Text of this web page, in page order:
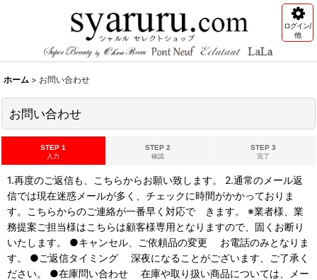
ログイン/
他
ホーム > お問い合わせ
お問い合わせ
STEP 1
入力
STEP 2
確認
STEP 3
完了
1.再度のご返信も、こちらからお願い致します。 2.通常のメール返
信では現在迷惑メールが多く、チェックに時間がかかっておりま
す。こちらからのご連絡が一番早く対応で きます。 ※業者様、業
務提案ご担当様はこちらは顧客様専用となりますので、固くお断り
いたします。 ●キャンセル、ご依頼品の変更 お電話のみとなりま
す。 ●ご返信タイミング 深夜になることがございます、ご了承く
ださい。 ●在庫問い合わせ 在庫や取り扱い商品については、メー